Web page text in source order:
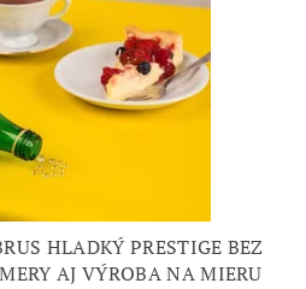
HLADKÝ PRESTIGE BEZ
AJ VÝROBA NA MIERU